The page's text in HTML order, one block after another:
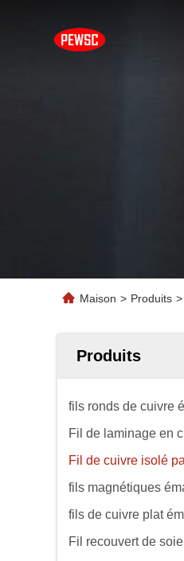
Maison > Produits >
Produits
fils ronds de cuivre
Fil de laminage en
Fil de cuivre isolé
fils magnétiques
fils de cuivre plat
Fil recouvert de soie